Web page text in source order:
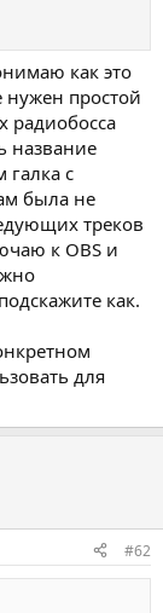
как это
простой
радиобосса
название
галка с
была не
треков
к OBS и
как.
для
#62